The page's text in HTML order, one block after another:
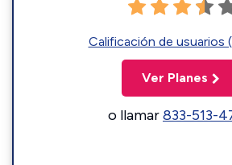
Calificación de usuarios
Ver Planes
o llamar833-513-